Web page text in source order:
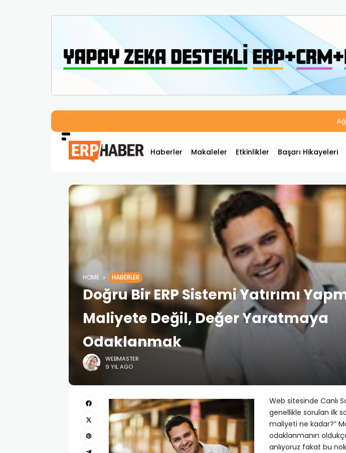
İkizler Aydınlatma, Workcube ERP ile Üretim, Satış ve Muhasebe Süreçlerini
Haberler Makaleler Etkinlikler Başarı Hikayeleri
HOME HABERLER
Doğru Bir ERP Sistemi Yatırımı
Maliyete Değil, Değer Yaratmaya
Odaklanmak
WEBMASTER
9 YIL AGO
Web sitesinde Canlı
genellikle sorulan ilk
maliyeti ne kadar?”
odaklanmanın
anlıyoruz fakat bu